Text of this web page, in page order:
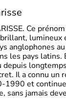
Ce
lumineux
anglophones
les pays latins.
depuis
Il a connu un
1990 et
sans jamais